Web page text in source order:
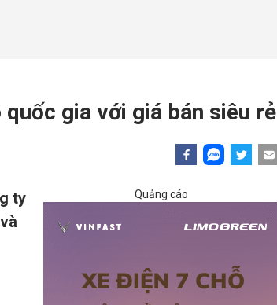
gia với giá bán siêu rẻ
ty
Quảng cáo